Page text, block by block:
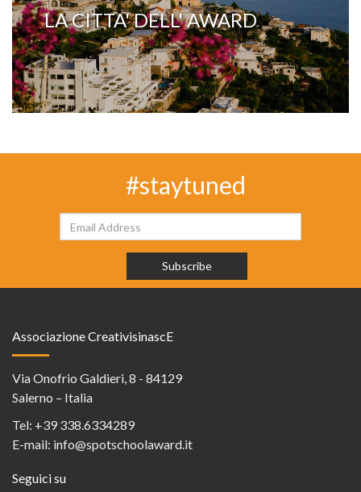
LA CITTA' DELL' AWARD
#staytuned
Associazione CreativisinascE
Via Onofrio Galdieri, 8 - 84129
Salerno – Italia
Tel: +39 338.6334289
E-mail: info@spotschoolaward.it
Seguici su